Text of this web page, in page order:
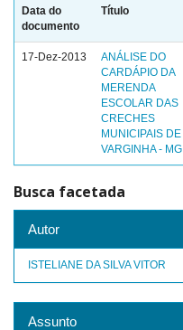
Data do
documento
Título
17-Dez-2013
ANÁLISE DO
CARDÁPIO DA
MERENDA
ESCOLAR DAS
CRECHES
MUNICIPAIS DE
VARGINHA - MG
Busca facetada
Autor
ISTELIANE DA SILVA VITOR
Assunto